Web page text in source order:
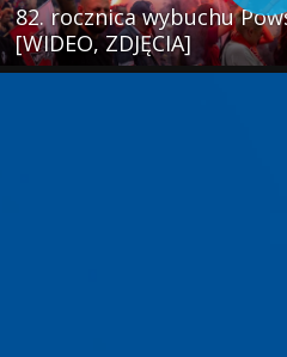
82. rocznica wybuchu
[WIDEO, ZDJĘCIA]